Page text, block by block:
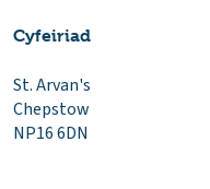
Cyfeiriad
St. Arvan's
Chepstow
NP16 6DN